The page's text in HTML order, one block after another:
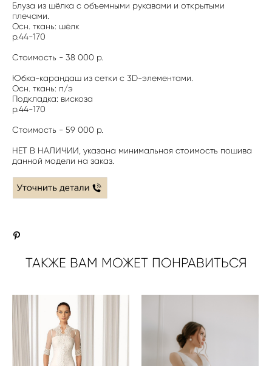
Блуза из шёлка с объемными рукавами и открытыми
плечами.
Осн. ткань: шёлк
р.44-170
Стоимость - 38 000 р.
Юбка-карандаш из сетки с 3D-элементами.
Осн. ткань: п/э
Подкладка: вискоза
р.44-170
Стоимость - 59 000 р.
НЕТ В НАЛИЧИИ, указана минимальная стоимость пошива
данной модели на заказ.
ТАКЖЕ ВАМ МОЖЕТ ПОНРАВИТЬСЯ